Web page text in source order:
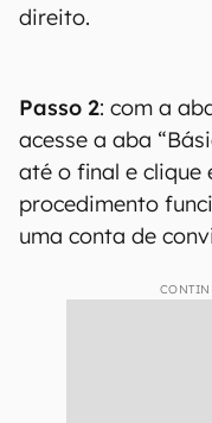
direito.
Passo 2: com a
acesse a aba
até o final e clique
procedimento
uma conta de